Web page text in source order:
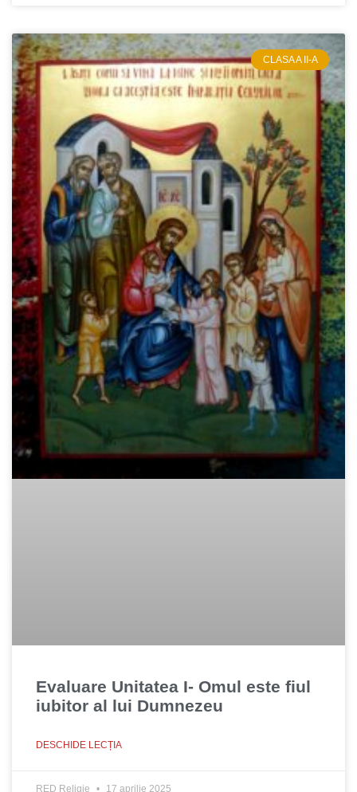
CLASA A II-A
Evaluare Unitatea I- Omul este fiul
iubitor al lui Dumnezeu
DESCHIDE LECȚIA
RED Religie 17 aprilie 2025